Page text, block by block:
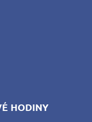
HODINY